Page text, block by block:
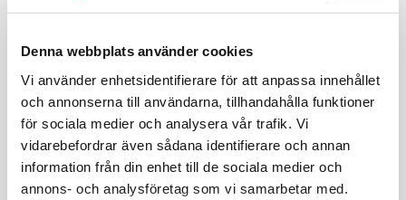
Denna webbplats använder cookies
Vi använder enhetsidentifierare för att anpassa innehållet
och annonserna till användarna, tillhandahålla funktioner
för sociala medier och analysera vår trafik. Vi
vidarebefordrar även sådana identifierare och annan
information från din enhet till de sociala medier och
annons- och analysföretag som vi samarbetar med.
Beskrivning
Tillv. art. nr:677226
EAN-kod:
8700216677226